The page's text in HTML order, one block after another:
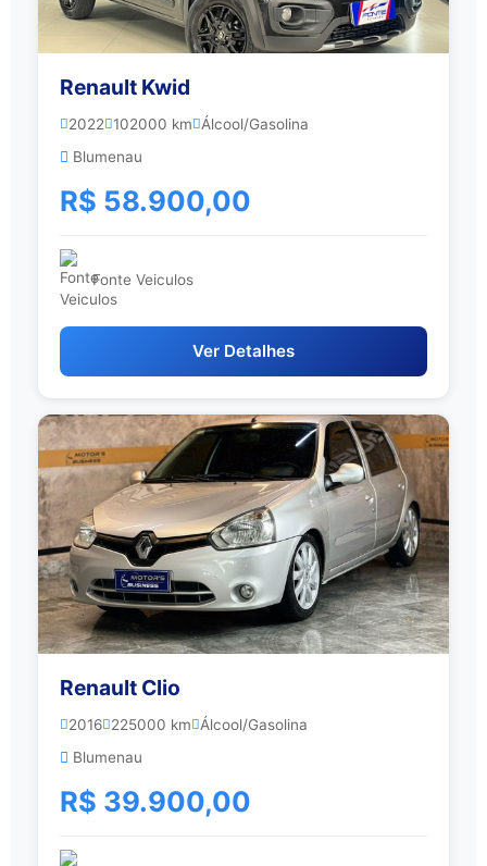
Renault Kwid
2022 102000 km
Álcool/Gasolina
Blumenau
R$ 58.900,00
Fonte Veiculos
Ver Detalhes
Renault Clio
2016 225000 km
Álcool/Gasolina
Blumenau
R$ 39.900,00